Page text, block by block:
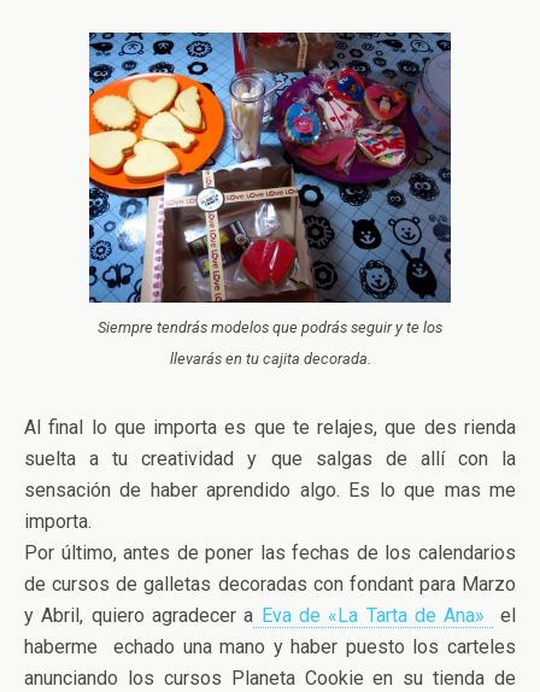
Siempre tendrás modelos que podrás seguir y te los
llevarás en tu cajita decorada.
Al final lo que importa es que te relajes, que des rienda
suelta a tu creatividad y que salgas de allí con la
sensación de haber aprendido algo. Es lo que mas me
importa.
Por último, antes de poner las fechas de los calendarios
de cursos de galletas decoradas con fondant para Marzo
y Abril, quiero agradecer a Eva de «La Tarta de Ana»
el
haberme echado una mano y haber puesto los carteles
anunciando los cursos Planeta Cookie en su tienda de